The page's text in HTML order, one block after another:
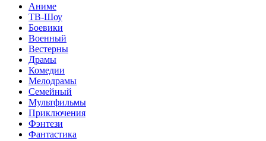
Аниме
ТВ-Шоу
Боевики
Военный
Вестерны
Драмы
Комедии
Мелодрамы
Семейный
Мультфильмы
Приключения
Фэнтези
Фантастика